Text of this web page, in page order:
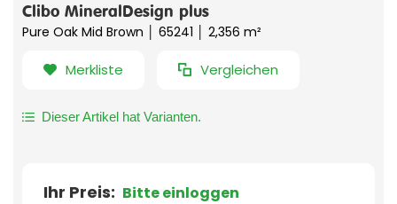
Clibo MineralDesign plus
Pure Oak Mid Brown │ 65241 │ 2,356 m²
Merkliste Vergleichen
Dieser Artikel hat Varianten.
Ihr Preis: Bitte einloggen